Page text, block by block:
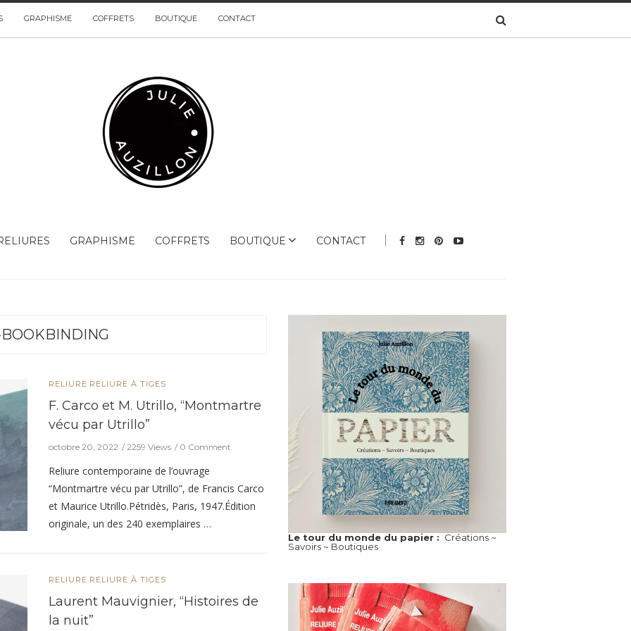
GRAPHISME COFFRETS BOUTIQUE CONTACT
GRAPHISME COFFRETS BOUTIQUE CONTACT
RELIURE RELIURE À TIGES
F. Carco et M. Utrillo, “Montmartre
vécu par Utrillo”
octobre 20, 2022 2259 Views 0 Comment
Reliure contemporaine de l’ouvrage
“Montmartre vécu par Utrillo”, de Francis Carco
et Maurice Utrillo.Pétridès, Paris, 1947.Édition
originale, un des 240 exemplaires …
RELIURE RELIURE À TIGES
Laurent Mauvignier, “Histoires de
la nuit”
Le tour du monde du papier : Créations ~
Savoirs ~ Boutiques